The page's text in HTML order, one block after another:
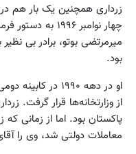
زرداری همچنین یک بار هم
چهار نوامبر
میرمرتضی بوتو، برادر بی
بود.
او در دهه ۱۹۹۰
پاکستان بود. اما از زمانی
معاملات دولتی شد، وی را